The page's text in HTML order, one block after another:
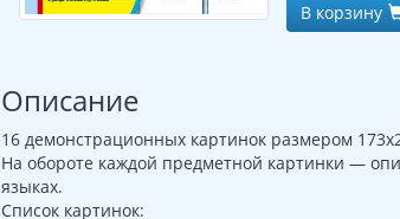
В корзину
Описание
16 демонстрационных картинок размером
На обороте каждой предметной картинки —
языках.
Список картинок: